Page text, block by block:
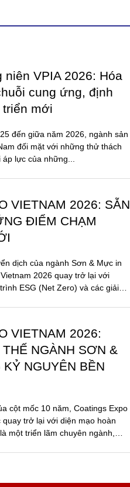
VPIA 2026: Hóa
cung ứng, định
mới
đến giữa năm 2026, ngành sản
đối mặt với những thử thách
lực của những...
VIETNAM 2026: SẴN
ĐIỂM CHẠM
dịch của ngành Sơn & Mực in
2026 quay trở lại với
ESG (Net Zero) và các giải
VIETNAM 2026:
NGÀNH SƠN &
NGUYÊN BỀN
cột mốc 10 năm, Coatings Expo
trở lại với diện mạo hoàn
một triển lãm chuyên ngành,